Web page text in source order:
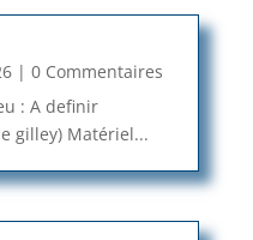
| 0 Commentaires
: A definir
gilley) Matériel...